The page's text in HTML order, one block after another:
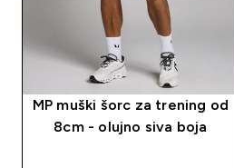
MP muški šorc za trening od
8cm - olujno siva boja